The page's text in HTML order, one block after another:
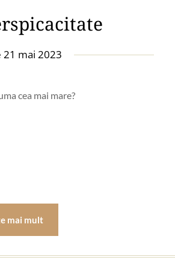
21 mai 2023
cea mai mare?
mai mult